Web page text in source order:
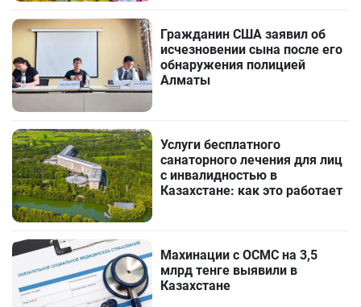
Гражданин США заявил об
исчезновении сына после его
обнаружения полицией
Алматы
Услуги бесплатного
санаторного лечения для лиц
с инвалидностью в
Казахстане: как это работает
Махинации с ОСМС на 3,5
млрд тенге выявили в
Казахстане